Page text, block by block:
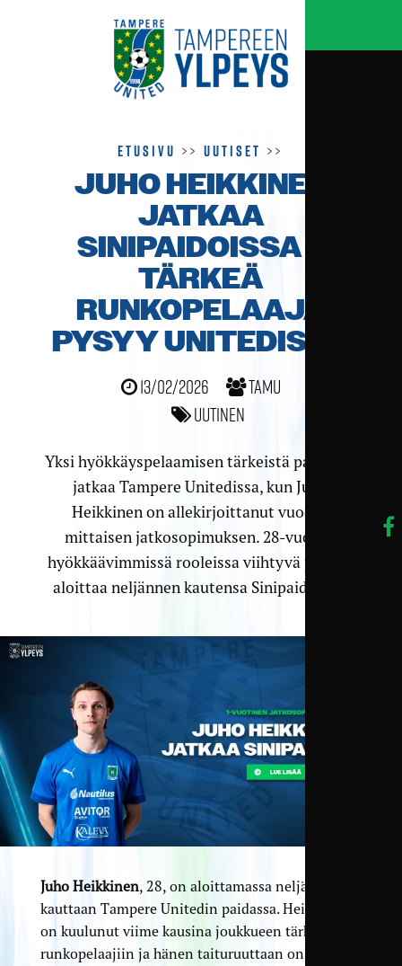
Etusivu >>Uutiset >>
JUHO HEIKKINEN
JATKAA
SINIPAIDOISSA –
TÄRKEÄ
RUNKOPELAAJA
PYSYY UNITEDISSA
13/02/2026
TamU
Uutinen
Yksi hyökkäyspelaamisen tärkeistä palasista
jatkaa Tampere Unitedissa, kun Juho
Heikkinen on allekirjoittanut vuoden
mittaisen jatkosopimuksen. 28-vuotias
hyökkäävimmissä rooleissa viihtyvä pelaaja
aloittaa neljännen kautensa Sinipaidoissa.
Juho Heikkinen, 28, on aloittamassa neljättä
kauttaan Tampere Unitedin paidassa. Heikkinen
on kuulunut viime kausina joukkueen tärkeisiin
runkopelaajiin ja hänen taituruuttaan on